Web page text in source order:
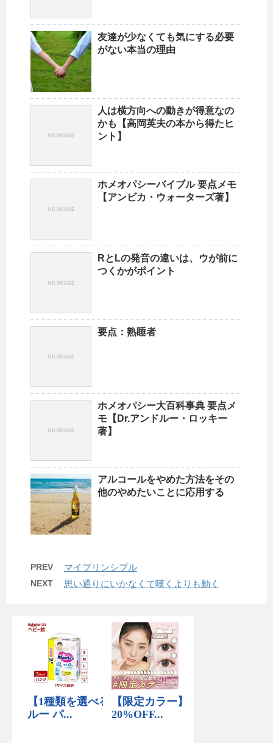
友達が少なくても気にする必要
がない本当の理由
人は横方向への動きが得意なの
かも【高岡英夫の本から得たヒ
ント】
ホメオパシーバイブル 要点メモ
【アンビカ・ウォーターズ著】
RとLの発音の違いは、ウが前に
つくかがポイント
要点：熟睡者
ホメオパシー大百科事典 要点メ
モ【Dr.アンドルー・ロッキー
著】
アルコールをやめた方法をその
他のやめたいことに応用する
PREV マイプリンシプル
NEXT 思い通りにいかなくて嘆くよりも動く